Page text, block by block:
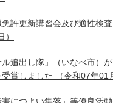
許更新講習会及び適性検
追出し隊」（いなべ市）
賞しました
（令和07年01